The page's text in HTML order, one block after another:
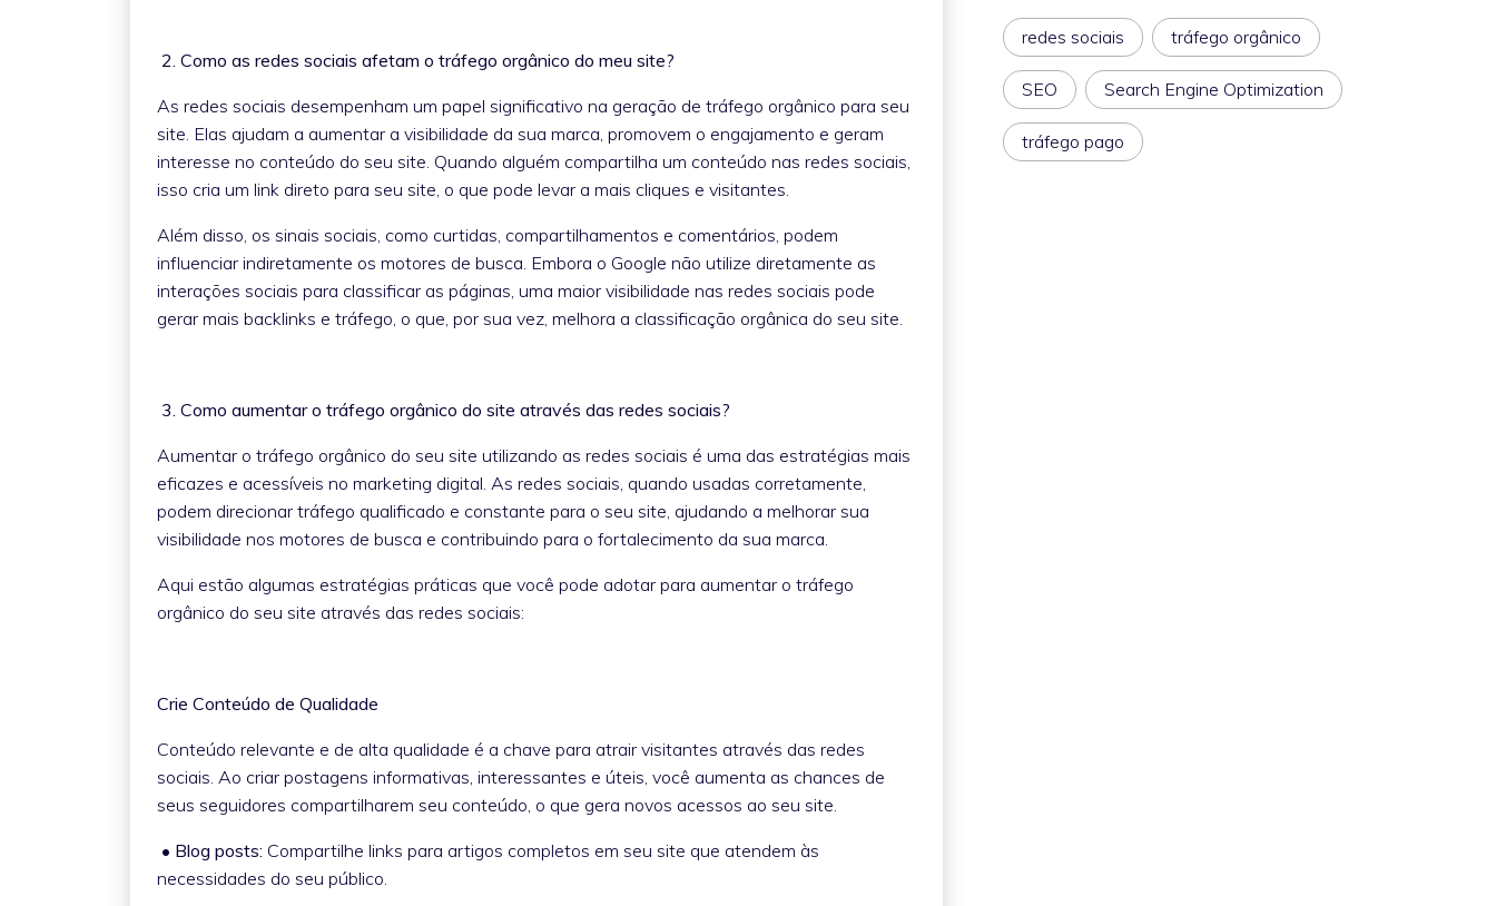
2. Como as redes sociais afetam o tráfego orgânico do meu site?
As redes sociais desempenham um papel significativo na geração de tráfego orgânico para seu
site. Elas ajudam a aumentar a visibilidade da sua marca, promovem o engajamento e geram
interesse no conteúdo do seu site. Quando alguém compartilha um conteúdo nas redes sociais,
isso cria um link direto para seu site, o que pode levar a mais cliques e visitantes.
Além disso, os sinais sociais, como curtidas, compartilhamentos e comentários, podem
influenciar indiretamente os motores de busca. Embora o Google não utilize diretamente as
interações sociais para classificar as páginas, uma maior visibilidade nas redes sociais pode
gerar mais backlinks e tráfego, o que, por sua vez, melhora a classificação orgânica do seu site.
3. Como aumentar o tráfego orgânico do site através das redes sociais?
Aumentar o tráfego orgânico do seu site utilizando as redes sociais é uma das estratégias mais
eficazes e acessíveis no marketing digital. As redes sociais, quando usadas corretamente,
podem direcionar tráfego qualificado e constante para o seu site, ajudando a melhorar sua
visibilidade nos motores de busca e contribuindo para o fortalecimento da sua marca.
Aqui estão algumas estratégias práticas que você pode adotar para aumentar o tráfego
orgânico do seu site através das redes sociais:
Crie Conteúdo de Qualidade
Conteúdo relevante e de alta qualidade é a chave para atrair visitantes através das redes
sociais. Ao criar postagens informativas, interessantes e úteis, você aumenta as chances de
seus seguidores compartilharem seu conteúdo, o que gera novos acessos ao seu site.
• Blog posts: Compartilhe links para artigos completos em seu site que atendem às
necessidades do seu público.
redes sociais tráfego orgânico
SEO Search Engine Optimization
tráfego pago